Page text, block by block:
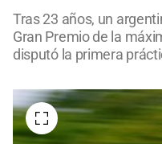
Tras 23 años, un
Gran Premio de la
disputó la primera